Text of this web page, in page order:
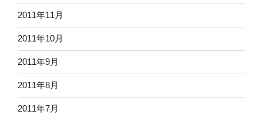
2011年11月
2011年10月
2011年9月
2011年8月
2011年7月